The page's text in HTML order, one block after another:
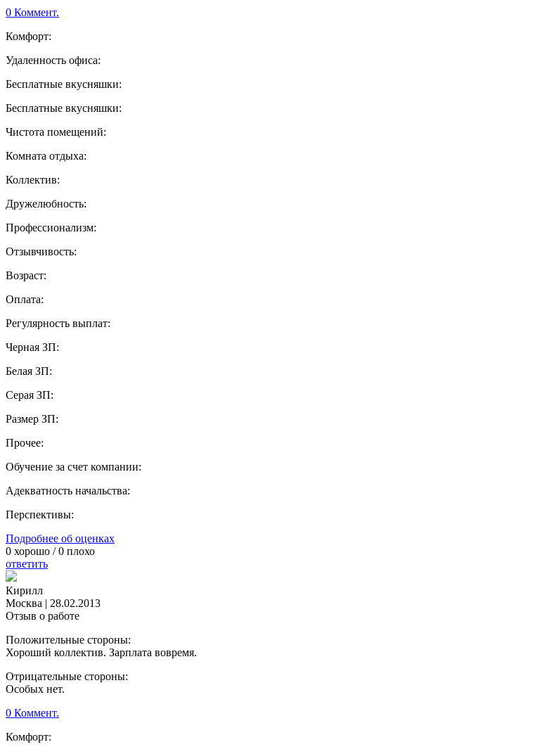
0 Коммент.
Комфорт:
Удаленность офиса:
Бесплатные вкусняшки:
Бесплатные вкусняшки:
Чистота помещений:
Комната отдыха:
Коллектив:
Дружелюбность:
Профессионализм:
Отзывчивость:
Возраст:
Оплата:
Регулярность выплат:
Черная ЗП:
Белая ЗП:
Серая ЗП:
Размер ЗП:
Прочее:
Обучение за счет компании:
Адекватность начальства:
Перспективы:
Подробнее об оценках
0 хорошо /0 плохо
ответить
Кирилл
Москва | 28.02.2013
Отзыв о работе
Положительные стороны:
Хороший коллектив. Зарплата вовремя.
Отрицательные стороны:
Особых нет.
0 Коммент.
Комфорт: